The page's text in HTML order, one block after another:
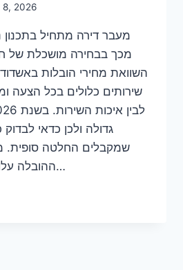
8, 2026
מעבר דירה מתחיל בתכנון
מכך בבחירה מושכלת של
השוואת מחירי הובלות
שירותים כלולים בכל הצעה
גדולה ולכן כדאי
שמקבלים החלטה סופית.
ההובלה עלות ההובלה משתנה…